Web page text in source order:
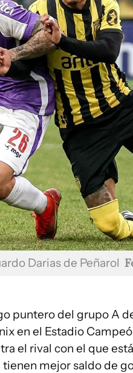
Darias de Peñarol
puntero del grupo A
en el Estadio
el rival con el que
mejor saldo de